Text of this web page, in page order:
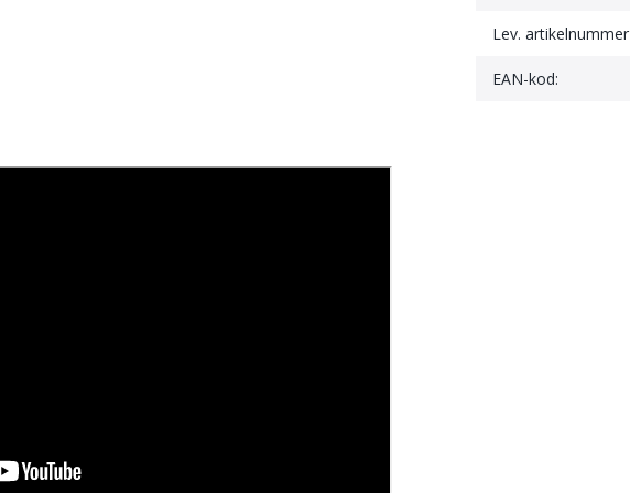
Lev. artikelnummer
EAN-kod: